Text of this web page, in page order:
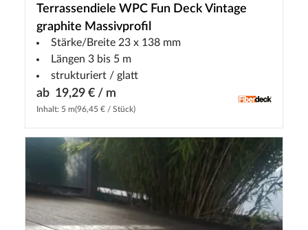
Terrassendiele WPC Fun Deck Vintage
graphite Massivprofil
Stärke/Breite 23 x 138 mm
Längen 3 bis 5 m
strukturiert / glatt
ab 19,29 € / m
Inhalt: 5 m(96,45 € / Stück)